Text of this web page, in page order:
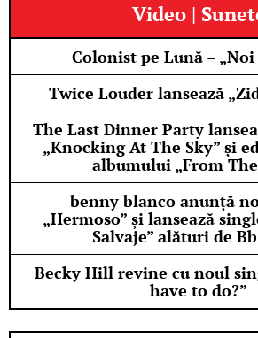
Video |
Colonist pe Lună –
Twice Louder lansează
The Last Dinner Party
„Knocking At The Sky” și
albumului „From
benny blanco anunță
„Hermoso” și lansează
Salvaje” alături de
Becky Hill revine cu noul
have to do?”